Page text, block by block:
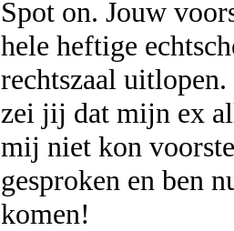
Spot on. Jouw
hele heftige
rechtszaal
zei jij dat mijn ex
mij niet kon
gesproken en ben
komen!